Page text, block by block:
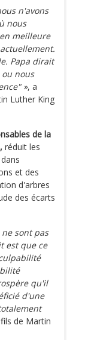
n'avons
nous
meilleure
Papa dirait
nous
», a
Luther King
de la
réduit les
et des
d'arbres
des écarts
sont pas
est que ce
qu'il
d'une
de Martin